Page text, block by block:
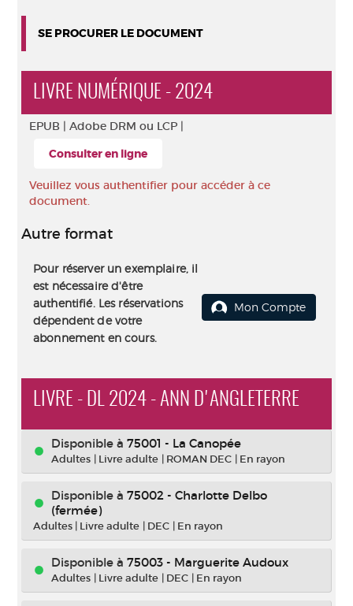
SE PROCURER LE DOCUMENT
LIVRE NUMÉRIQUE - 2024
EPUB | Adobe DRM ou LCP |
Consulter en ligne
Veuillez vous authentifier pour accéder à ce
document.
Autre format
Pour réserver un exemplaire, il
est nécessaire d'être
authentifié. Les réservations
dépendent de votre
abonnement en cours.
Mon Compte
LIVRE - DL 2024 - ANN D'ANGLETERRE
Disponible à 75001 - La Canopée
Adultes | Livre adulte | ROMAN DEC | En rayon
Disponible à 75002 - Charlotte Delbo
(fermée)
Adultes | Livre adulte | DEC | En rayon
Disponible à 75003 - Marguerite Audoux
Adultes | Livre adulte | DEC | En rayon